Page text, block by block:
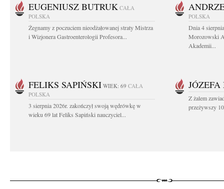
EUGENIUSZ BUTRUK CAŁA
POLSKA
Żegnamy z poczuciem nieodżałowanej straty Mistrza
i Wizjonera Gastroenterologii Profesora...
POLSKA
Dnia 4
Morozowski
Akademii...
FELIKS SAPIŃSKI WIEK: 69 CAŁA
POLSKA
3 sierpnia 2026r. zakończył swoją wędrówkę w
wieku 69 lat Feliks Sapiński nauczyciel...
Z żalem
przeżywszy